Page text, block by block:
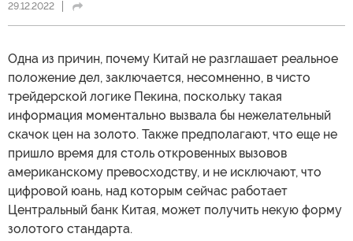
29.12.2022
Одна из причин, почему Китай не разглашает реальное
положение дел, заключается, несомненно, в чисто
трейдерской логике Пекина, поскольку такая
информация моментально вызвала бы нежелательный
скачок цен на золото. Также предполагают, что еще не
пришло время для столь откровенных вызовов
американскому превосходству, и не исключают, что
цифровой юань, над которым сейчас работает
Центральный банк Китая, может получить некую форму
золотого стандарта.